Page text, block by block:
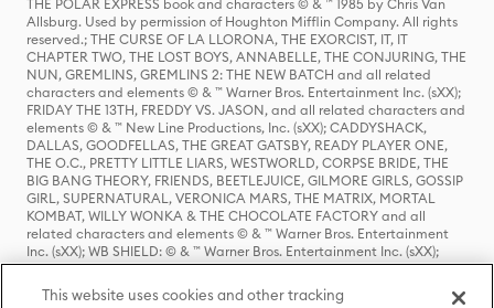
THE POLAR EXPRESS book and characters © & ™ 1985 by Chris Van
Allsburg. Used by permission of Houghton Mifflin Company. All rights
reserved.; THE CURSE OF LA LLORONA, THE EXORCIST, IT, IT
CHAPTER TWO, THE LOST BOYS, ANNABELLE, THE CONJURING, THE
NUN, GREMLINS, GREMLINS 2: THE NEW BATCH and all related
characters and elements © & ™ Warner Bros. Entertainment Inc. (sXX);
FRIDAY THE 13TH, FREDDY VS. JASON, and all related characters and
elements © & ™ New Line Productions, Inc. (sXX); CADDYSHACK,
DALLAS, GOODFELLAS, THE GREAT GATSBY, READY PLAYER ONE,
THE O.C., PRETTY LITTLE LIARS, WESTWORLD, CORPSE BRIDE, THE
BIG BANG THEORY, FRIENDS, BEETLEJUICE, GILMORE GIRLS, GOSSIP
GIRL, SUPERNATURAL, VERONICA MARS, THE MATRIX, MORTAL
KOMBAT, WILLY WONKA & THE CHOCOLATE FACTORY and all
related characters and elements © & ™ Warner Bros. Entertainment
Inc. (sXX); WB SHIELD: © & ™ Warner Bros. Entertainment Inc. (sXX);
HOUSE OF THE DRAGON, GAME OF THRONES, and all related
characters and elements © & ™ Home Box Office, Inc. (sXX); CHILLING
ADVENTURES OF SABRINA, RIVERDALE © & ™ Warner Bros.
This website uses cookies and other tracking